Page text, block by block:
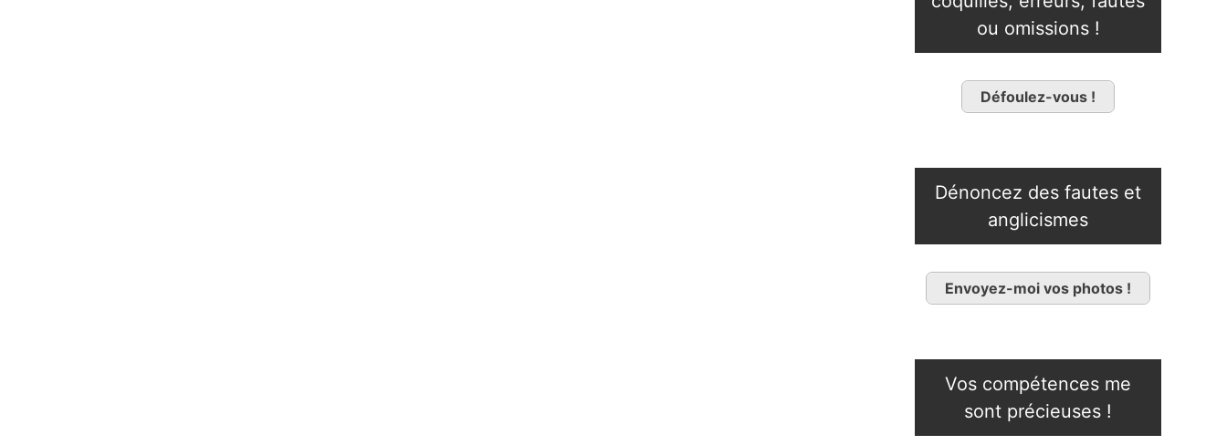
ou omissions !
Défoulez-vous !
Dénoncez des fautes et
anglicismes
Envoyez-moi vos photos !
Vos compétences me
sont précieuses !